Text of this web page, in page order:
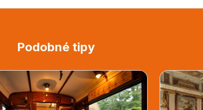
Podobné tipy